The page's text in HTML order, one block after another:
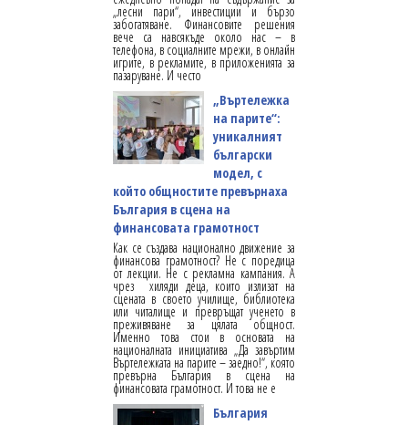
„лесни пари“, инвестиции и бързо
забогатяване. Финансовите решения
вече са навсякъде около нас – в
телефона, в социалните мрежи, в онлайн
игрите, в рекламите, в приложенията за
пазаруване. И често
„Въртележка
на парите“:
уникалният
български
модел, с
който общностите превърнаха
България в сцена на
финансовата грамотност
Как се създава национално движение за
финансова грамотност? Не с поредица
от лекции. Не с рекламна кампания. А
чрез хиляди деца, които излизат на
сцената в своето училище, библиотека
или читалище и превръщат ученето в
преживяване за цялата общност.
Именно това стои в основата на
националната инициатива „Да завъртим
Въртележката на парите – заедно!“, която
превърна България в сцена на
финансовата грамотност. И това не е
България